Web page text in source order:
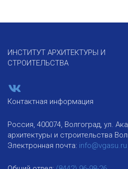
ИНСТИТУТ АРХИТЕКТУРЫ И
СТРОИТЕЛЬСТВА
Контактная информация
Россия, 400074, Волгоград, ул.
архитектуры и строительства
Электронная почта: info@vgasu.ru